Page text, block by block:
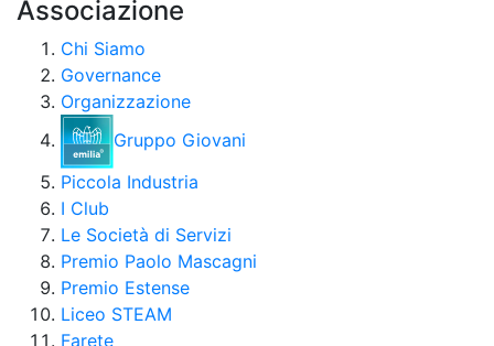
Associazione
Chi Siamo
Governance
Organizzazione
Gruppo Giovani
Piccola Industria
I Club
Le Società di Servizi
Premio Paolo Mascagni
Premio Estense
Liceo STEAM
Farete